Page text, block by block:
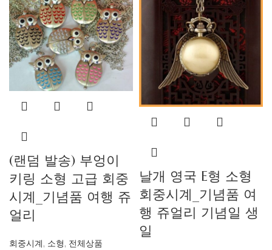
(랜덤 발송) 부엉이
키링 소형 고급 회중
시계_기념품 여행 쥬
얼리
회중시계, 소형, 전체상품
날개 영국 E형 소형
회중시계_기념품 여
행 쥬얼리 기념일 생
일